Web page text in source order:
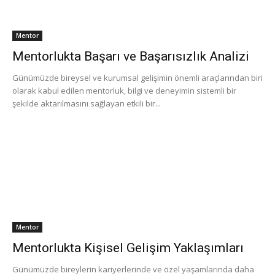
Mentor
Mentorlukta Başarı ve Başarısızlık Analizi
Günümüzde bireysel ve kurumsal gelişimin önemli araçlarından biri
olarak kabul edilen mentorluk, bilgi ve deneyimin sistemli bir
şekilde aktarılmasını sağlayan etkili bir...
Mentor
Mentorlukta Kişisel Gelişim Yaklaşımları
Günümüzde bireylerin kariyerlerinde ve özel yaşamlarında daha